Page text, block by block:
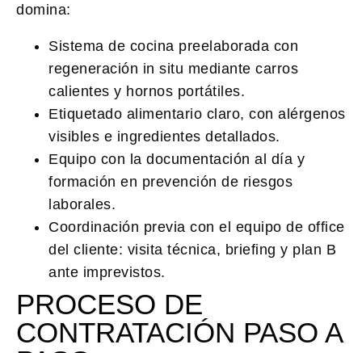
domina:
Sistema de cocina preelaborada con
regeneración in situ mediante carros
calientes y hornos portátiles.
Etiquetado alimentario claro, con alérgenos
visibles e ingredientes detallados.
Equipo con la documentación al día y
formación en prevención de riesgos
laborales.
Coordinación previa con el equipo de office
del cliente: visita técnica, briefing y plan B
ante imprevistos.
PROCESO DE
CONTRATACIÓN PASO A